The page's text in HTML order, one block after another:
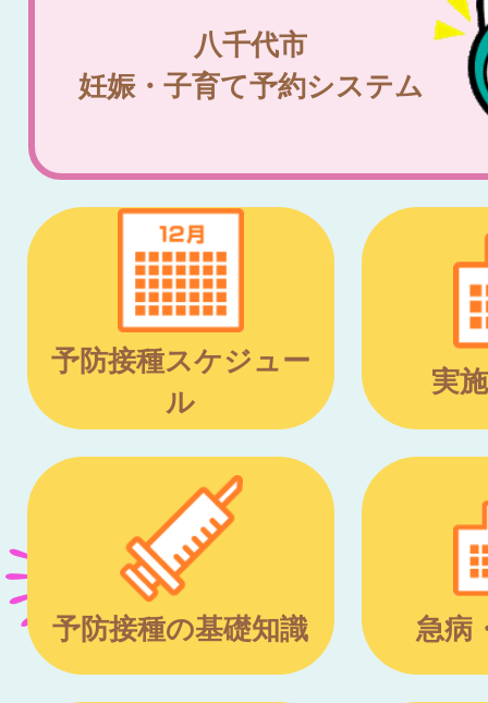
八千代市
妊娠・子育て予約システム
予防接種スケジュー
ル
実
予防接種の基礎知識 急病